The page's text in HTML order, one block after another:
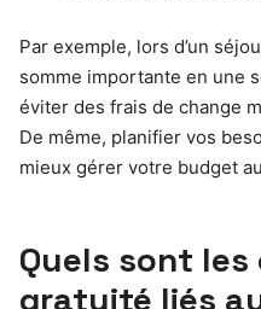
Par exemple, lors d’un
somme importante en une
éviter des frais de change
De même, planifier vos
mieux gérer votre budget
Quels sont
gratuité liés